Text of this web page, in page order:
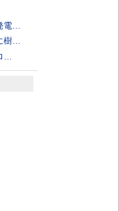
電…
樹…
…